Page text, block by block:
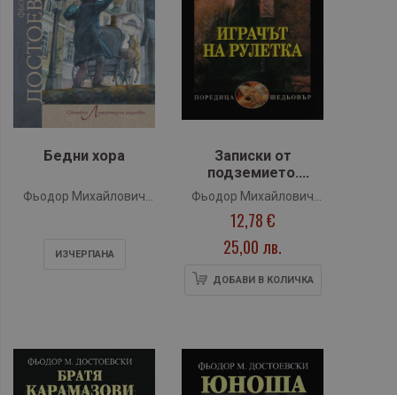
Бедни хора
Фьодор Михайлович
ИЗЧЕРПАНA
Записки от
подземието.
Играчът на рулетка
Фьодор Михайлович
Достоевски
12,78 €
25,00 лв.
ДОБАВИ В КОЛИЧКА